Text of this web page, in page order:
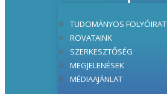
TUDOMÁNYOS FOLYÓIRAT
ROVATAINK
SZERKESZTŐSÉG
MEGJELENÉSEK
MÉDIAAJÁNLAT